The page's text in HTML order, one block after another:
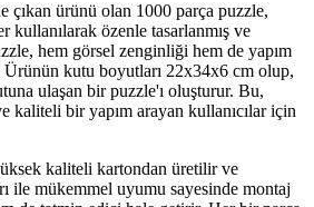
çıkan ürünü olan 1000 parça puzzle,
kullanılarak özenle tasarlanmış ve
hem görsel zenginliği hem de yapım
Ürünün kutu boyutları 22x34x6 cm olup,
ulaşan bir puzzle'ı oluşturur. Bu,
kaliteli bir yapım arayan kullanıcılar için
kaliteli kartondan üretilir ve
ile mükemmel uyumu sayesinde montaj